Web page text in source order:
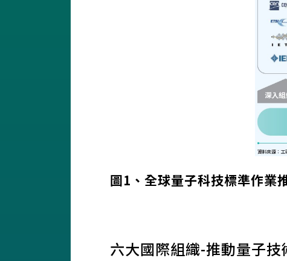
圖1、全球量子科技標準作業
六大國際組織-推動量子技